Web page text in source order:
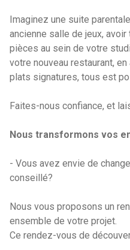
Imaginez une suite
ancienne salle de jeux,
pièces au sein de votre
votre nouveau restaurant,
plats signatures, tous est
Faites-nous confiance, et
Nous transformons vos
- Vous avez envie de
conseillé?
Nous vous proposons un
ensemble de votre projet.
Ce rendez-vous de